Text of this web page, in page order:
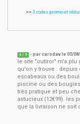
>> 3 codes promo et
4 / 5 - parcarodav le05/
le site "outiror" m'a plu
qu'on y trouve :
escabeaux ou des
piscine ou des
très pratique et peu
astucieux (12€99). les
que la livraison ne soit